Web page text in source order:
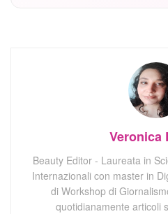
Veronica
Beauty Editor - Laureata in
Internazionali con master in
di Workshop di
quotidianamente articoli